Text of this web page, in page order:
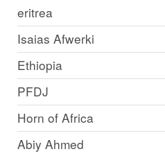
eritrea
Isaias Afwerki
Ethiopia
PFDJ
Horn of Africa
Abiy Ahmed